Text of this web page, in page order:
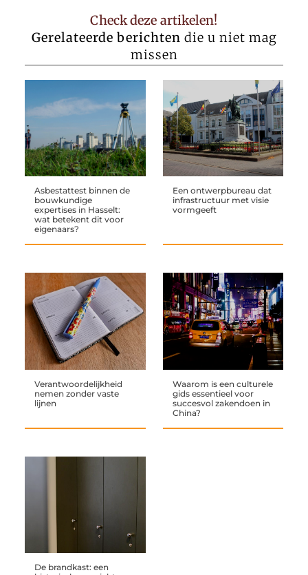
Check deze artikelen!
Gerelateerde berichten die u niet mag
missen
Asbestattest binnen de
bouwkundige
expertises in Hasselt:
wat betekent dit voor
eigenaars?
Een ontwerpbureau dat
infrastructuur met visie
vormgeeft
Verantwoordelijkheid
nemen zonder vaste
lijnen
Waarom is een culturele
gids essentieel voor
succesvol zakendoen in
China?
De brandkast: een